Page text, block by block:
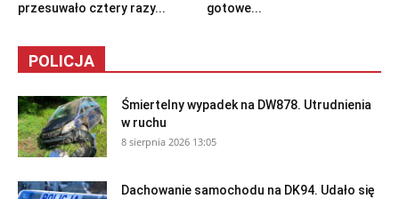
przesuwało cztery razy...
gotowe...
POLICJA
Śmiertelny wypadek na DW878. Utrudnienia
w ruchu
8 sierpnia 2026 13:05
Dachowanie samochodu na DK94. Udało się